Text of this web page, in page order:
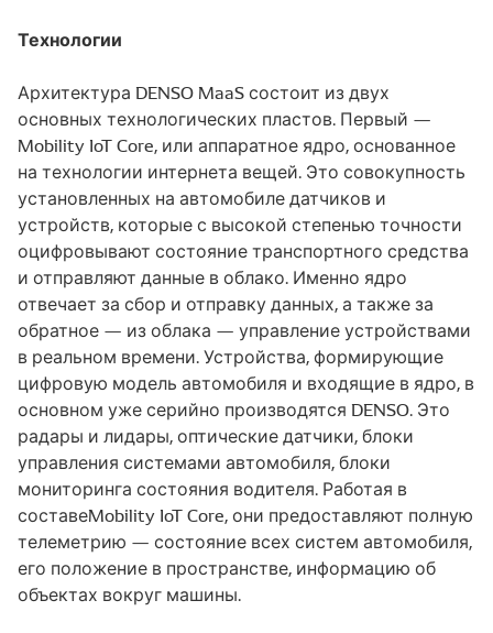
Технологии
Архитектура DENSO MaaS состоит из двух
основных технологических пластов. Первый —
Mobility IoT Core, или аппаратное ядро, основанное
на технологии интернета вещей. Это совокупность
установленных на автомобиле датчиков и
устройств, которые с высокой степенью точности
оцифровывают состояние транспортного средства
и отправляют данные в облако. Именно ядро
отвечает за сбор и отправку данных, а также за
обратное — из облака — управление устройствами
в реальном времени. Устройства, формирующие
цифровую модель автомобиля и входящие в ядро, в
основном уже серийно производятся DENSO. Это
радары и лидары, оптические датчики, блоки
управления системами автомобиля, блоки
мониторинга состояния водителя. Работая в
составеMobility IoT Core, они предоставляют полную
телеметрию — состояние всех систем автомобиля,
его положение в пространстве, информацию об
объектах вокруг машины.